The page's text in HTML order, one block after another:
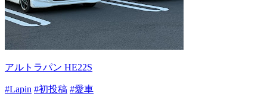
アルトラパン HE22S
#Lapin #初投稿 #愛車